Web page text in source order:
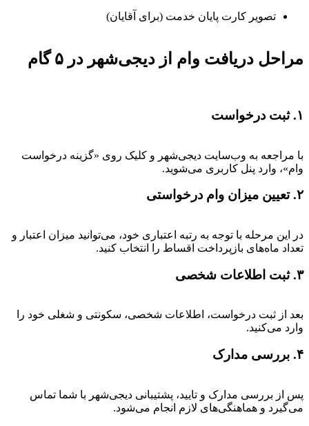
تصویر کارت پایان خدمت (برای آقایان)
مراحل دریافت وام از دیجی‌شهر در ۵ گام
۱. ثبت درخواست
با مراجعه به وب‌سایت دیجی‌شهر و کلیک روی «گزینه درخواست
وام»، وارد پنل کاربری می‌شوید.
۲. تعیین میزان وام درخواستی
در این مرحله با توجه به رتبه اعتباری خود، می‌توانید میزان اعتبار و
تعداد ماه‌های بازپرداخت اقساط را انتخاب کنید.
۳. ثبت اطلاعات شخصی
بعد از ثبت درخواست، اطلاعات شخصی، سکونتی و شغلی خود را
وارد می‌کنید.
۴. بررسی مدارک
پس از بررسی مدارک و تایید، پشتیبانی دیجی‌شهر با شما تماس
می‌گیرد و هماهنگی‌های لازم انجام می‌شود.